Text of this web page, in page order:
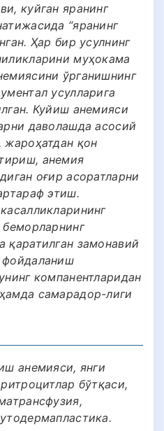
куйган яранинг
“яранинг
Ҳар бир усулнинг
муҳокама
ўрганишнинг
усулларига
Куйиш анемияси
даволашда асосий
жароҳатдан қон
анемия
оғир асоратларни
этиш.
қаратилган замонавий
фойдаланиш
компанентларидан
самарадор-лиги
анемияси, янги
бўтқаси,